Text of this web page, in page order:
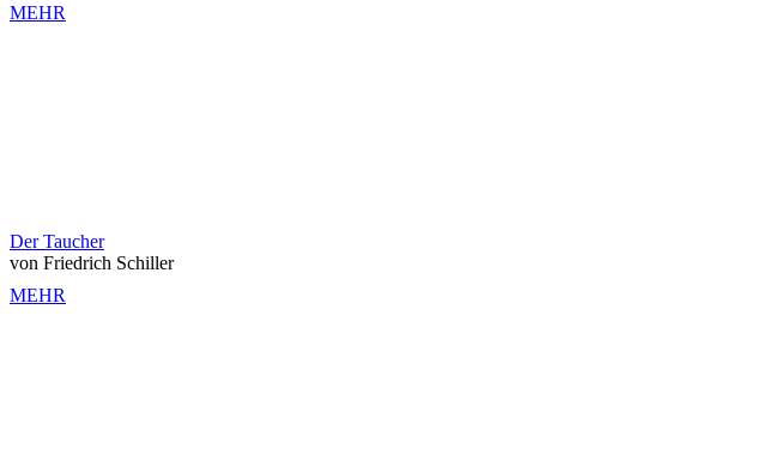
MEHR
Der Taucher
von Friedrich Schiller
MEHR